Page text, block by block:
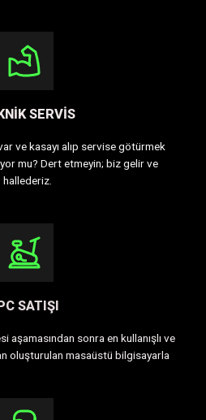
SERVIS
ve kasayı alıp servise götürmek
mu? Dert etmeyin; biz gelir ve
hallederiz.
PC SATIŞI
aşamasından sonra en kullanışlı ve
oluşturulan masaüstü bilgisayarla